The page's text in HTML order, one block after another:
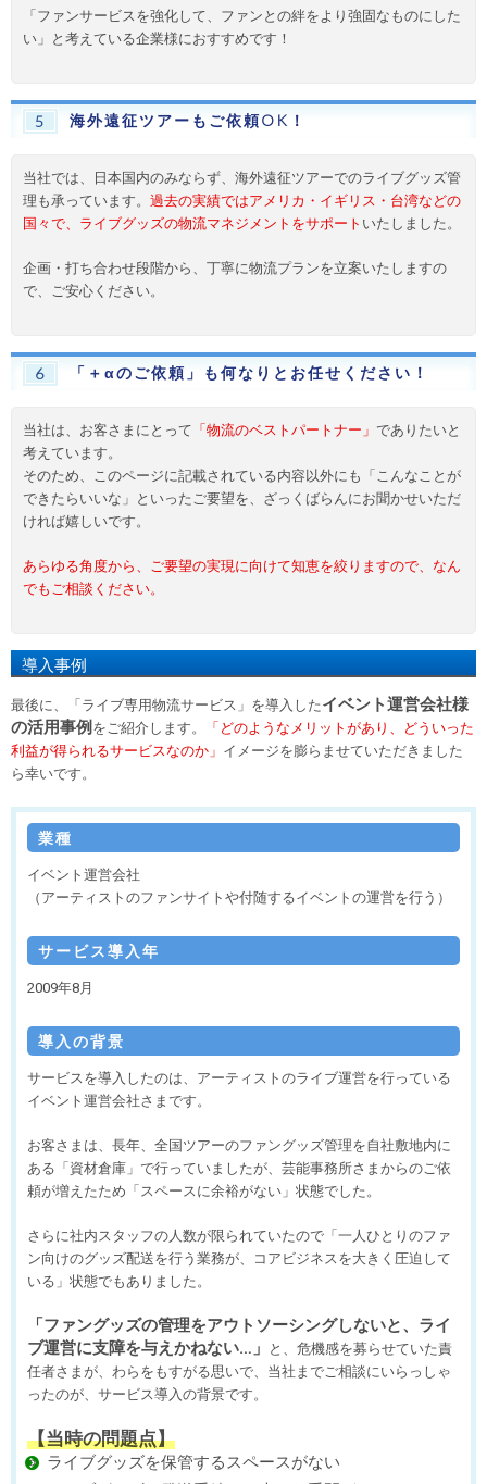
「ファンサービスを強化して、ファンとの絆をより強固なものにした
い」と考えている企業様におすすめです！
5 海外遠征ツアーもご依頼OK！
当社では、日本国内のみならず、海外遠征ツアーでのライブグッズ管
理も承っています。 過去の実績ではアメリカ・イギリス・台湾などの
国々で、ライブグッズの物流マネジメントをサポート いたしました。
企画・打ち合わせ段階から、丁寧に物流プランを立案いたしますの
で、ご安心ください。
6 「＋αのご依頼」も何なりとお任せください！
当社は、お客さまにとって 「物流のベストパートナー」 でありたいと
考えています。
そのため、このページに記載されている内容以外にも「こんなことが
できたらいいな」といったご要望を、ざっくばらんにお聞かせいただ
ければ嬉しいです。
あらゆる角度から、ご要望の実現に向けて知恵を絞りますので、なん
でもご相談ください。
導入事例
最後に、「ライブ専用物流サービス」を導入したイベント運営会社様
の活用事例 をご紹介します。
「どのようなメリットがあり、どういった
利益が得られるサービスなのか」 イメージを膨らませていただきました
ら幸いです。
業種
イベント運営会社
（アーティストのファンサイトや付随するイベントの運営を行う）
サービス導入年
2009年8月
導入の背景
サービスを導入したのは、アーティストのライブ運営を行っている
イベント運営会社さまです。
お客さまは、長年、全国ツアーのファングッズ管理を自社敷地内に
ある「資材倉庫」で行っていましたが、芸能事務所さまからのご依
頼が増えたため「スペースに余裕がない」状態でした。
さらに社内スタッフの人数が限られていたので「一人ひとりのファ
ン向けのグッズ配送を行う業務が、コアビジネスを大きく圧迫して
いる」状態でもありました。
「ファングッズの管理をアウトソーシングしないと、ライ
ブ運営に支障を与えかねない…」
と、危機感を募らせていた責
任者さまが、わらをもすがる思いで、当社までご相談にいらっしゃ
ったのが、サービス導入の背景です。
【当時の問題点】
ライブグッズを保管するスペースがない